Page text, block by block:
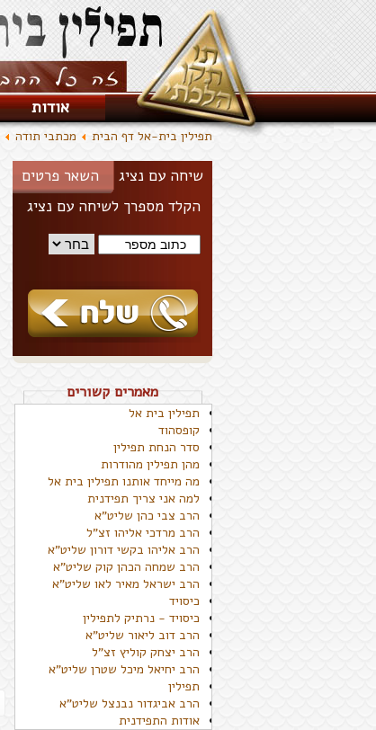
אודות
תפילין בית-אל דף הבית מכתבי תודה
שיחה עם נציג
השאר פרטים
הקלד מספרך לשיחה עם נציג
מאמרים קשורים
תפילין בית אל
קופסהוד
סדר הנחת תפילין
מהן תפילין מהודרות
מה מייחד אותנו תפילין בית אל
למה אני צריך תפידנית
הרב צבי כהן שליט"א
הרב מרדכי אליהו זצ"ל
הרב אליהו בקשי דורון שליט"א
הרב שמחה הכהן קוק שליט"א
הרב ישראל מאיר לאו שליט"א
כיסויד
כיסויד - נרתיק לתפילין
הרב דוב ליאור שליט"א
הרב יצחק קוליץ זצ"ל
הרב יחיאל מיכל שטרן שליט"א
תפילין
הרב אביגדור נבנצל שליט"א
אודות התפידנית
סיור בתפילין בית אל